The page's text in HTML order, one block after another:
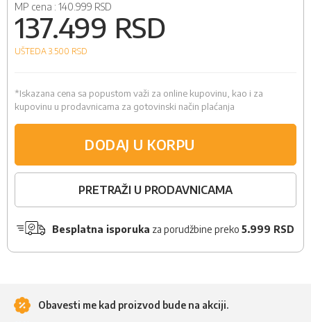
MP cena : 140.999 RSD
137.499 RSD
UŠTEDA 3.500 RSD
*Iskazana cena sa popustom važi za online kupovinu, kao i za
kupovinu u prodavnicama za gotovinski način plaćanja
DODAJ U KORPU
PRETRAŽI U PRODAVNICAMA
Besplatna isporuka za porudžbine preko 5.999 RSD
Obavesti me kad proizvod bude na akciji.